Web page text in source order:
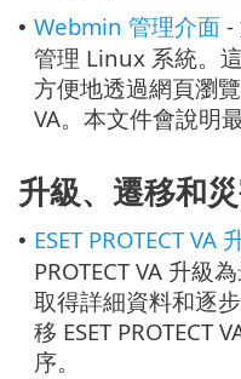
• Webmin 管理介面 -
管理 Linux 系統。
方便地透過網頁瀏覽
VA。本文件會說明
升級、遷移和
• ESET PROTECT VA
PROTECT VA 升級
取得詳細資料和逐
移 ESET PROTECT
序。